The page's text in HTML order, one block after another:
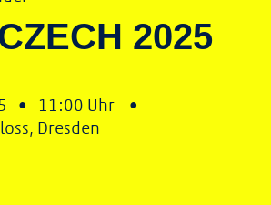
2025
•
11:00 Uhr •
Dresden